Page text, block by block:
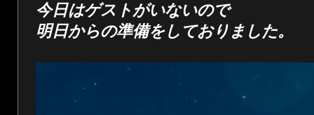
今日はゲストがいないので
明日からの準備をしておりました。